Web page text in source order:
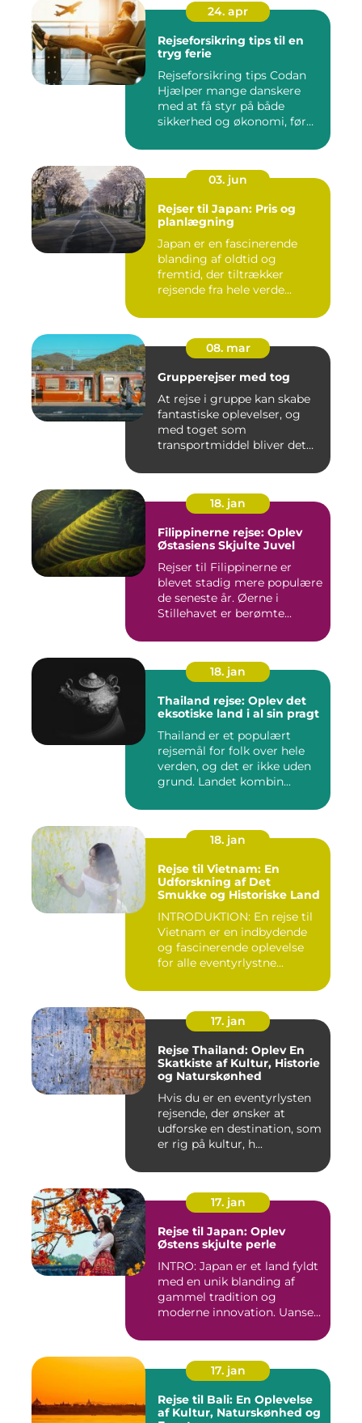
24. apr
Rejseforsikring tips til en
tryg ferie
Rejseforsikring tips Codan
Hjælper mange danskere
med at få styr på både
sikkerhed og økonomi, før
03. jun
Rejser til Japan: Pris og
planlægning
Japan er en fascinerende
blanding af oldtid og
fremtid, der tiltrækker
rejsende fra hele verde...
08. mar
Grupperejser med tog
At rejse i gruppe kan skabe
fantastiske oplevelser, og
med toget som
transportmiddel bliver det
18. jan
Filippinerne rejse: Oplev
Østasiens Skjulte Juvel
Rejser til Filippinerne er
blevet stadig mere populære
de seneste år. Øerne i
Stillehavet er berømte...
18. jan
Thailand rejse: Oplev det
eksotiske land i al sin pragt
Thailand er et populært
rejsemål for folk over hele
verden, og det er ikke uden
grund. Landet kombin...
18. jan
Rejse til Vietnam: En
Udforskning af Det
Smukke og Historiske Land
INTRODUKTION: En rejse til
Vietnam er en indbydende
og fascinerende oplevelse
for alle eventyrlystne...
17. jan
Rejse Thailand: Oplev En
Skatkiste af Kultur, Historie
og Naturskønhed
Hvis du er en eventyrlysten
rejsende, der ønsker at
udforske en destination, som
er rig på kultur, h...
17. jan
Rejse til Japan: Oplev
Østens skjulte perle
INTRO: Japan er et land fyldt
med en unik blanding af
gammel tradition og
moderne innovation. Uanse...
17. jan
Rejse til Bali: En Oplevelse
af Kultur, Naturskønhed og